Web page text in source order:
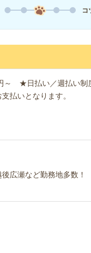
コ
～ ★日払い／週払い制
払いとなります。
広瀬など勤務地多数！